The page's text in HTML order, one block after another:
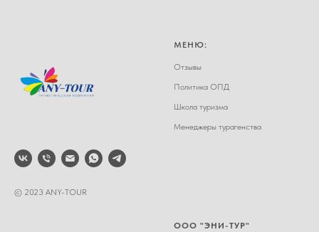
© 2023 ANY-TOUR
МЕНЮ:
Отзывы
Политика ОПД
Школа туризма
Менеджеры турагенства
ООО "ЭНИ-ТУР"